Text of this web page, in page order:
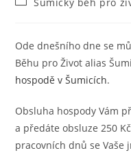
Ode dnešního dne se
Běhu pro Život alias
hospodě v Šumicích.
Obsluha hospody Vám
a předáte obsluze 250
pracovních dnů se